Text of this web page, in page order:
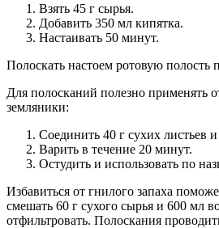
Взять 45 г сырья.
Добавить 350 мл кипятка.
Настаивать 50 минут.
Полоскать настоем ротовую полость
Для полосканий полезно применять
земляники:
Соединить 40 г сухих листьев
Варить в течение 20 минут.
Остудить и использовать по
Избавиться от гнилого запаха
смешать 60 г сухого сырья и 600 мл
отфильтровать. Полоскания